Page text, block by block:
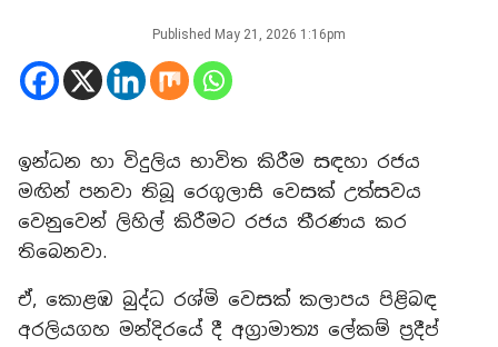
Published May 21, 2026 1:16pm
ඉන්ධන හා විදුලිය භාවිත කිරීම සඳහා රජය
මඟින් පනවා තිබූ රෙගුලාසි වෙසක් උත්සවය
වෙනුවෙන් ලිහිල් කිරීමට රජය තීරණය කර
තිබෙනවා.
ඒ, කොළඹ බුද්ධ රශ්මි වෙසක් කලාපය පිළිබඳ
අරලියගහ මන්දිරයේ දී අග්‍රාමාත්‍ය ලේකම් ප්‍රදීප්